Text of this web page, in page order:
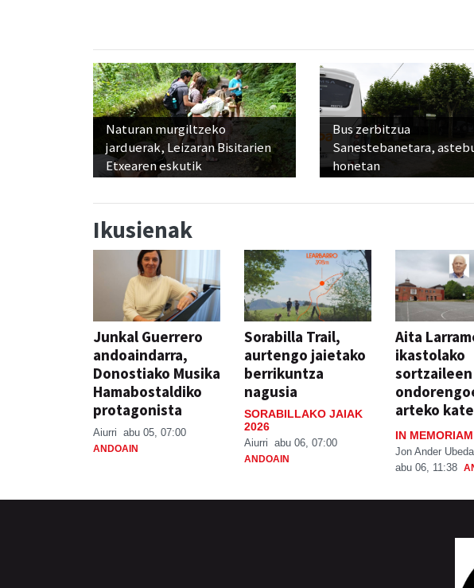
Naturan murgiltzeko
jarduerak, Leizaran Bisitarien
Etxearen eskutik
Bus zerbitzua
Sanestebanetara,
honetan
Ikusienak
Junkal Guerrero
andoaindarra,
Donostiako Musika
Hamabostaldiko
protagonista
Aiurri abu 05, 07:00
ANDOAIN
Sorabilla Trail,
aurtengo jaietako
berrikuntza
nagusia
SORABILLAKO JAIAK
2026
Aiurri abu 06, 07:00
ANDOAIN
Aita
ikastolako
arteko
IN MEMORIAM
Jon Ander Ubeda
abu 06, 11:38